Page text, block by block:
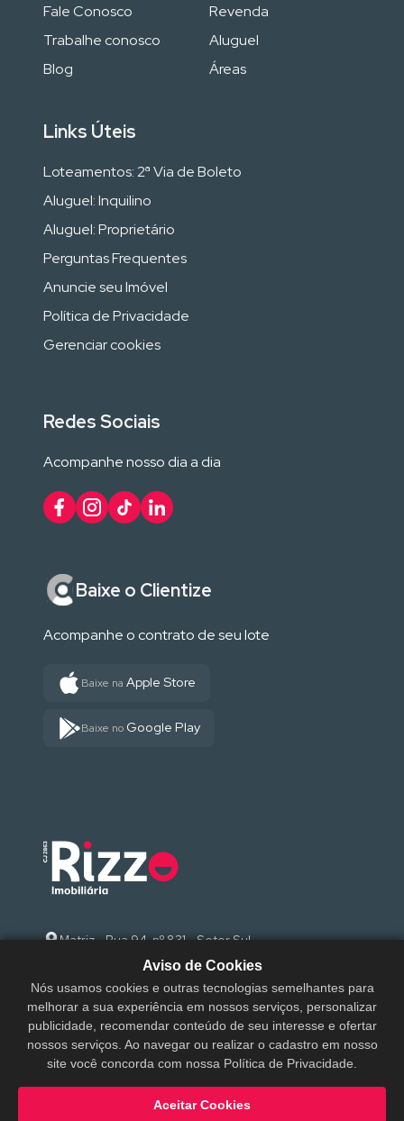
Matriz - Rua 94, nº 831 - Setor Sul
sac@rizzoimobiliaria.com.br
Fale Conosco
Trabalhe conosco
Blog
Revenda
Aluguel
Áreas
Links Úteis
Loteamentos: 2ª Via de Boleto
Aluguel: Inquilino
Aluguel: Proprietário
Perguntas Frequentes
Anuncie seu Imóvel
Política de Privacidade
Gerenciar cookies
Redes Sociais
Acompanhe nosso dia a dia
Baixe o Clientize
Acompanhe o contrato de seu lote
Baixe na Apple Store
Baixe no Google Play
Rizzo Imobiliária © 2026 - Todos os direitos
Aviso de Cookies
Nós usamos cookies e outras tecnologias semelhantes para
melhorar a sua experiência em nossos serviços, personalizar
publicidade, recomendar conteúdo de seu interesse e ofertar
nossos serviços. Ao navegar ou realizar o cadastro em nosso
site você concorda com nossa Política de Privacidade.
Aceitar Cookies